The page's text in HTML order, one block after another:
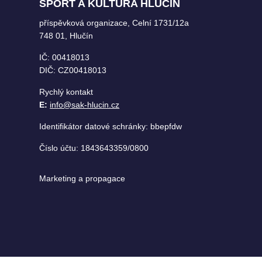
SPORT A KULTURA HLUČÍN
příspěvková organizace, Celní 1731/12a
748 01, Hlučín
IČ: 00418013
DIČ: CZ00418013
Rychlý kontakt
E: info@sak-hlucin.cz
Identifikátor datové schránky: bbepfdw
Číslo účtu: 1843643359/0800
Marketing a propagace